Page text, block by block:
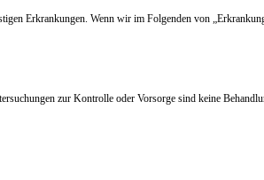
Erkrankungen. Wenn wir im Folgenden von
zur Kontrolle oder Vorsorge sind keine